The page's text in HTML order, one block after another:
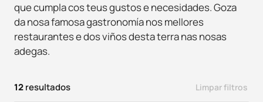
que cumpla cos teus gustos e necesidades. Goza
da nosa famosa gastronomía nos mellores
restaurantes e dos viños desta terra nas nosas
adegas.
12resultados Limpar filtros